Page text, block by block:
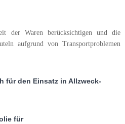
der Waren berücksichtigen und die
aufgrund von Transportproblemen
für den Einsatz in Allzweck-
für